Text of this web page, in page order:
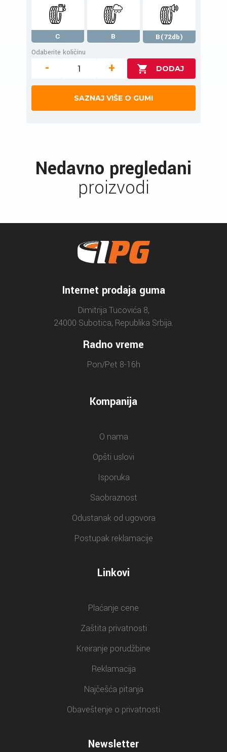
C B
B(72db)
Odaberite količinu
- +
SAZNAJ VIŠE O GUMI
Nedavno pregledani
proizvodi
Internet prodaja guma
Dimitrija Tucovića 8,
24000 Subotica, Republika Srbija.
Radno vreme
Pon/Pet 8-16h
Kompanija
O nama
Opšti uslovi
Isporuka
Saobraznost
Odustanak od ugovora
Postupak reklamacije
Linkovi
Plaćanje cene
Zaštita privatnosti
Kreiranje porudžbine
Reklamacija
Najčešća pitanja
Obaveštenje o privatnosti
Newsletter